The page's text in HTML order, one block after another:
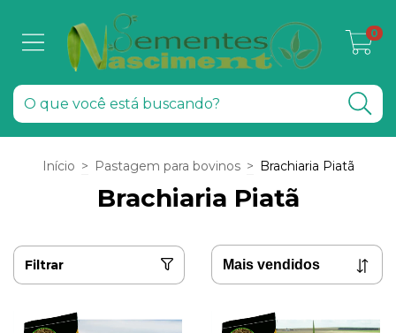
0
Início > Pastagem para bovinos > Brachiaria Piatã
Brachiaria Piatã
Filtrar